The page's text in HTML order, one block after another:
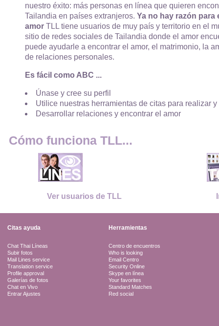
nuestro éxito: más personas en línea que quieren
Tailandia en países extranjeros. Ya no hay razón
amor TLL tiene usuarios de muy país y territorio en el
sitio de redes sociales de Tailandia donde el amor
puede ayudarle a encontrar el amor, el matrimonio, la
de relaciones personales.
Es fácil como ABC ...
Únase y cree su perfil
Utilice nuestras herramientas de citas para realizar
Desarrollar relaciones y encontrar el amor
Cómo funciona TLL...
Ver usuarios de TLL
Citas ayuda Herramientas
Chat Thai Líneas
Subir fotos
Mail Lines service
Translation service
Profile approval
Galerías de fotos
Chat en Vivo
Entrar Ajustes
Centro de encuentros
Who is looking
Email Centro
Security Online
Skype en línea
Your favorites
Standard Matches
Red social